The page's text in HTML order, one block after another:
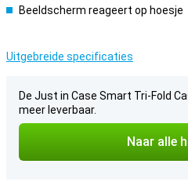
Beeldscherm reageert op hoesje
Uitgebreide specificaties
De Just in Case Smart Tri-Fold
meer leverbaar.
Naar alle